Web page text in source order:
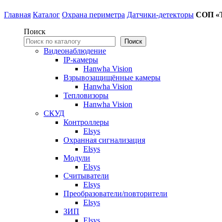
Главная Каталог Охрана периметра Датчики-детекторы СОП
Поиск
Поиск
Видеонаблюдение
IP-камеры
Hanwha Vision
Взрывозащищённые камеры
Hanwha Vision
Тепловизоры
Hanwha Vision
СКУД
Контроллеры
Elsys
Охранная сигнализация
Elsys
Модули
Elsys
Считыватели
Elsys
Преобразователи/повторители
Elsys
ЗИП